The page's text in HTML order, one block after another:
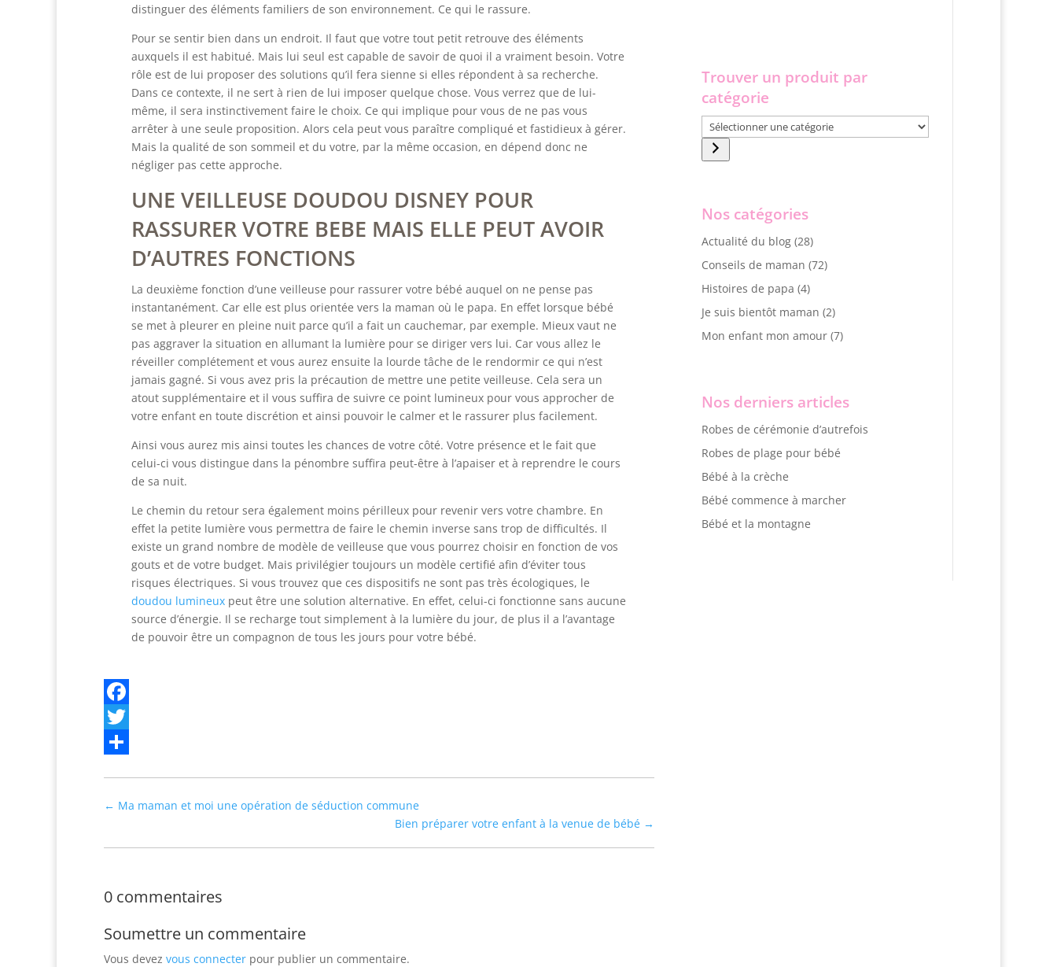
distinguer des éléments familiers de son environnement. Ce qui le rassure.
Pour se sentir bien dans un endroit. Il faut que votre tout petit retrouve des éléments
auxquels il est habitué. Mais lui seul est capable de savoir de quoi il a vraiment besoin. Votre
rôle est de lui proposer des solutions qu’il fera sienne si elles répondent à sa recherche.
Dans ce contexte, il ne sert à rien de lui imposer quelque chose. Vous verrez que de lui-
même, il sera instinctivement faire le choix. Ce qui implique pour vous de ne pas vous
arrêter à une seule proposition. Alors cela peut vous paraître compliqué et fastidieux à gérer.
Mais la qualité de son sommeil et du votre, par la même occasion, en dépend donc ne
négliger pas cette approche.
UNE VEILLEUSE DOUDOU DISNEY POUR
RASSURER VOTRE BEBE MAIS ELLE PEUT AVOIR
D’AUTRES FONCTIONS
La deuxième fonction d’une veilleuse pour rassurer votre bébé auquel on ne pense pas
instantanément. Car elle est plus orientée vers la maman où le papa. En effet lorsque bébé
se met à pleurer en pleine nuit parce qu’il a fait un cauchemar, par exemple. Mieux vaut ne
pas aggraver la situation en allumant la lumière pour se diriger vers lui. Car vous allez le
réveiller complétement et vous aurez ensuite la lourde tâche de le rendormir ce qui n’est
jamais gagné. Si vous avez pris la précaution de mettre une petite veilleuse. Cela sera un
atout supplémentaire et il vous suffira de suivre ce point lumineux pour vous approcher de
votre enfant en toute discrétion et ainsi pouvoir le calmer et le rassurer plus facilement.
Ainsi vous aurez mis ainsi toutes les chances de votre côté. Votre présence et le fait que
celui-ci vous distingue dans la pénombre suffira peut-être à l’apaiser et à reprendre le cours
de sa nuit.
Le chemin du retour sera également moins périlleux pour revenir vers votre chambre. En
effet la petite lumière vous permettra de faire le chemin inverse sans trop de difficultés. Il
existe un grand nombre de modèle de veilleuse que vous pourrez choisir en fonction de vos
gouts et de votre budget. Mais privilégier toujours un modèle certifié afin d’éviter tous
risques électriques. Si vous trouvez que ces dispositifs ne sont pas très écologiques, le
doudou lumineux peut être une solution alternative. En effet, celui-ci fonctionne sans aucune
source d’énergie. Il se recharge tout simplement à la lumière du jour, de plus il a l’avantage
de pouvoir être un compagnon de tous les jours pour votre bébé.
Facebook
Twitter
← Ma maman et moi une opération de séduction commune
Bien préparer votre enfant à la venue de bébé →
0 commentaires
Soumettre un commentaire
Vous devez vous connecter pour publier un commentaire.
Trouver un produit par
catégorie
Sélectionner
une
catégorie
Nos catégories
Actualité du blog(28)
Conseils de maman (72)
Histoires de papa (4)
Je suis bientôt maman (2)
Mon enfant mon amour(7)
Nos derniers articles
Robes de cérémonie d’autrefois
Robes de plage pour bébé
Bébé à la crèche
Bébé commence à marcher
Bébé et la montagne